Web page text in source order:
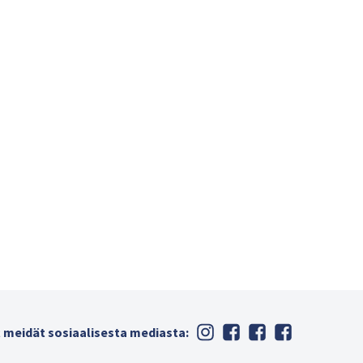
meidät sosiaalisesta mediasta: